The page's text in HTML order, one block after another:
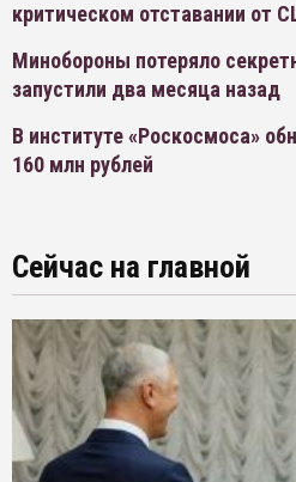
критическом отставании от
Минобороны потеряло
запустили два месяца назад
В институте «Роскосмоса»
160 млн рублей
Сейчас на главной